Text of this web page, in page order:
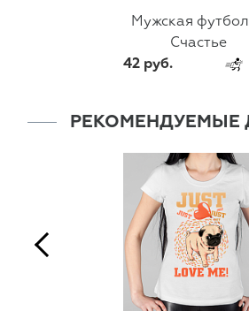
Мужская
Счастье
42 руб.
РЕКОМЕНДУЕМЫЕ